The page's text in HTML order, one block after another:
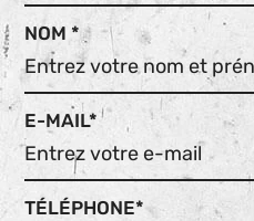
NOM *
E-MAIL*
TÉLÉPHONE*